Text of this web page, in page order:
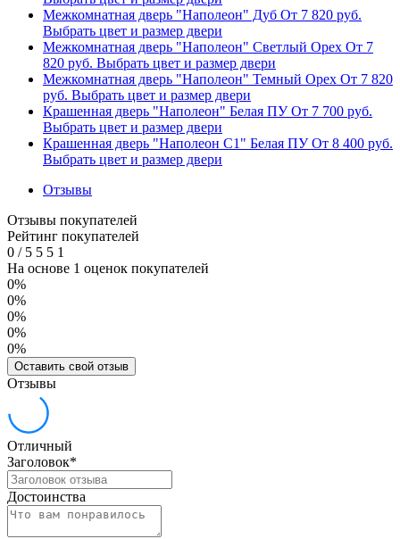
Межкомнатная дверь "Наполеон" Дуб От 7 820 руб.
Выбрать цвет и размер двери
Межкомнатная дверь "Наполеон" Светлый Орех От 7
820 руб. Выбрать цвет и размер двери
Межкомнатная дверь "Наполеон" Темный Орех От 7 820
руб. Выбрать цвет и размер двери
Крашенная дверь "Наполеон" Белая ПУ От 7 700 руб.
Выбрать цвет и размер двери
Крашенная дверь "Наполеон С1" Белая ПУ От 8 400 руб.
Выбрать цвет и размер двери
Отзывы
Отзывы покупателей
Рейтинг покупателей
0 /5 5 5 1
На основе 1 оценок покупателей
0%
0%
0%
0%
0%
Оставить свой отзыв
Отзывы
Отличный
Заголовок*
Достоинства